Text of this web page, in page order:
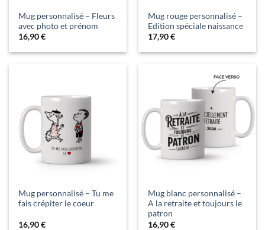
Mug personnalisé – Fleurs
avec photo et prénom
16,90€
Mug rouge personnalisé –
Edition spéciale naissance
17,90€
Mug personnalisé – Tu me
fais crépiter le coeur
16,90€
Mug blanc personnalisé –
A la retraite et toujours le
patron
16,90€